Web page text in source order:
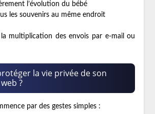
l’évolution du bébé
les souvenirs au même endroit
la multiplication des envois par e-mail ou
la vie privée de son
?
par des gestes simples :